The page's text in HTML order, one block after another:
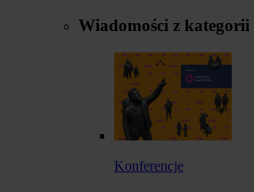
Wiadomości z kategorii
Konferencje